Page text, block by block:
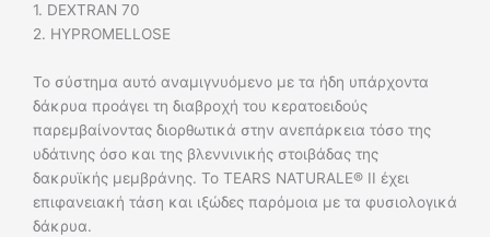
1. DEXTRAN 70
2. HYPROMELLOSE
To σύστημα αυτό αναμιγνυόμενο με τα ήδη υπάρχοντα
δάκρυα προάγει τη διαβροχή του κερατοειδούς
παρεμβαίνοντας διορθωτικά στην ανεπάρκεια τόσο της
υδάτινης όσο και της βλεννινικής στοιβάδας της
δακρυϊκής μεμβράνης. Το TEARS NATURALE® II έχει
επιφανειακή τάση και ιξώδες παρόμοια με τα φυσιολογικά
δάκρυα.